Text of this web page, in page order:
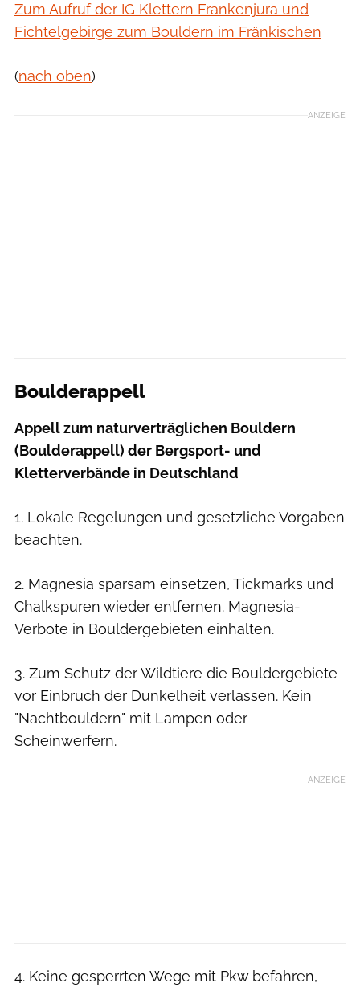
Zum Aufruf der IG Klettern Frankenjura und
Fichtelgebirge zum Bouldern im Fränkischen
(nach oben)
ANZEIGE
Boulderappell
Appell zum naturverträglichen Bouldern
(Boulderappell) der Bergsport- und
Kletterverbände in Deutschland
1. Lokale Regelungen und gesetzliche Vorgaben
beachten.
2. Magnesia sparsam einsetzen, Tickmarks und
Chalkspuren wieder entfernen. Magnesia-
Verbote in Bouldergebieten einhalten.
3. Zum Schutz der Wildtiere die Bouldergebiete
vor Einbruch der Dunkelheit verlassen. Kein
"Nachtbouldern" mit Lampen oder
Scheinwerfern.
ANZEIGE
4. Keine gesperrten Wege mit Pkw befahren,